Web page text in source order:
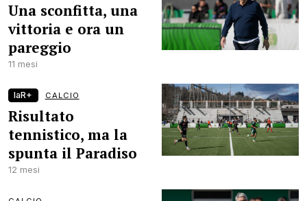
Una sconfitta, una
vittoria e ora un
pareggio
11 mesi
laR+ CALCIO
Risultato
tennistico, ma la
spunta il Paradiso
12 mesi